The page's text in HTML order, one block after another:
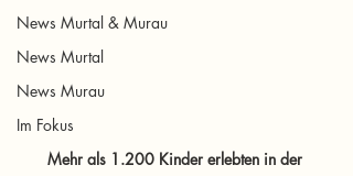
News Murtal & Murau
News Murtal
News Murau
Im Fokus
Mehr als 1.200 Kinder erlebten in der